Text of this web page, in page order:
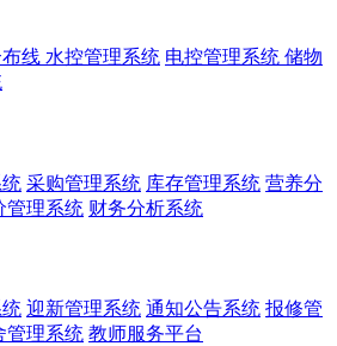
线 水控管理系统 电控管理系统 储物
采购管理系统 库存管理系统 营养分
管理系统 财务分析系统
迎新管理系统 通知公告系统 报修管
管理系统 教师服务平台